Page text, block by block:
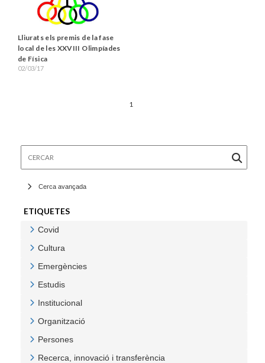
Lliurats els premis de la fase
local de les XXVIII Olimpíades
de Física
02/03/17
1
Cerca avançada
ETIQUETES
Covid
Cultura
Emergències
Estudis
Institucional
Organització
Persones
Recerca, innovació i transferència